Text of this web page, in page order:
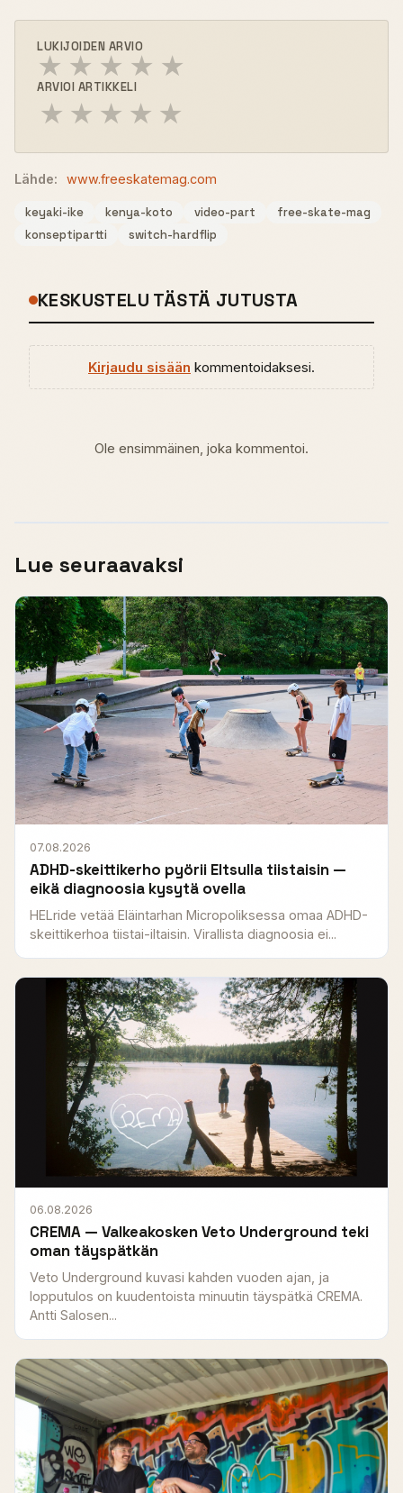
LUKIJOIDEN ARVIO
★ ★ ★ ★ ★
ARVIOI ARTIKKELI
★ ★ ★ ★ ★
Lähde: www.freeskatemag.com
keyaki-ike kenya-koto video-part
free-skate-mag
konseptipartti
switch-hardflip
KESKUSTELU TÄSTÄ JUTUSTA
Kirjaudu sisään kommentoidaksesi.
Ole ensimmäinen, joka kommentoi.
Lue seuraavaksi
07.08.2026
ADHD-skeittikerho pyörii Eltsulla tiistaisin —
eikä diagnoosia kysytä ovella
HELride vetää Eläintarhan Micropoliksessa omaa ADHD-
skeittikerhoa tiistai-iltaisin. Virallista diagnoosia ei...
06.08.2026
CREMA — Valkeakosken Veto Underground teki
oman täyspätkän
Veto Underground kuvasi kahden vuoden ajan, ja
lopputulos on kuudentoista minuutin täyspätkä CREMA.
Antti Salosen...